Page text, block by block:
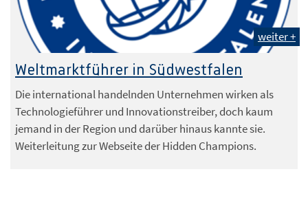
weiter +
Weltmarktführer in Südwestfalen
Die international handelnden Unternehmen wirken als
Technologieführer und Innovationstreiber, doch kaum
jemand in der Region und darüber hinaus kannte sie.
Weiterleitung zur Webseite der Hidden Champions.